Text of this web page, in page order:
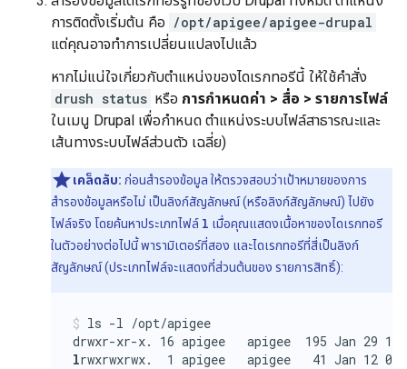
การติดตั้งเริ่มต้น คือ /opt/apigee/apigee-drupal
แต่คุณอาจทำการเปลี่ยนแปลงไปแล้ว
หากไม่แน่ใจเกี่ยวกับตำแหน่งของไดเรกทอรีนี้ ให้ใช้คำสั่ง
drush status หรือ การกำหนดค่า > สื่อ > รายการไฟล์
ในเมนู Drupal เพื่อกำหนด ตำแหน่งระบบไฟล์สาธารณะและ
เส้นทางระบบไฟล์ส่วนตัว เฉลี่ย)
เคล็ดลับ: ก่อนสำรองข้อมูล ให้ตรวจสอบว่าเป้าหมายของการ
สำรองข้อมูลหรือไม่ เป็นลิงก์สัญลักษณ์ (หรือลิงก์สัญลักษณ์) ไปยัง
ไฟล์จริง โดยค้นหาประเภทไฟล์ l เมื่อคุณแสดงเนื้อหาของไดเรกทอรี
ในตัวอย่างต่อไปนี้ พารามิเตอร์ที่สอง และไดเรกทอรีที่สี่เป็นลิงก์
สัญลักษณ์ (ประเภทไฟล์จะแสดงที่ส่วนต้นของ รายการสิทธิ์):
ls -l /opt/apigee
lrwxrwxrwx.  1 apigee   apigee   41 Jan 12